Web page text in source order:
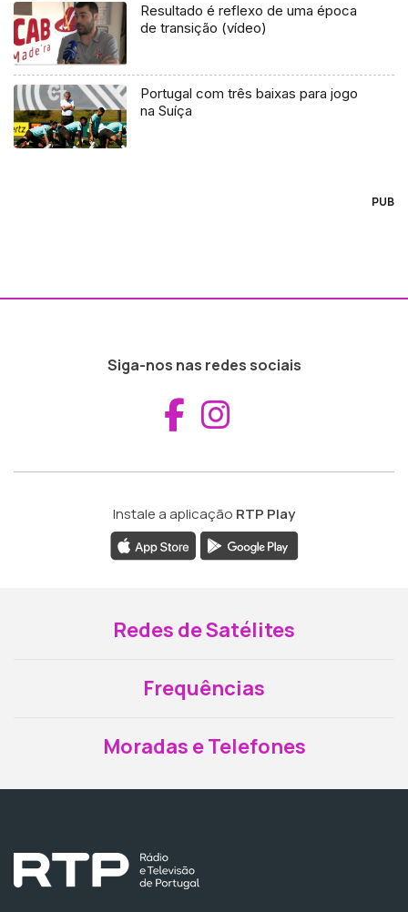
Resultado é reflexo de uma época
de transição (vídeo)
Portugal com três baixas para jogo
na Suíça
PUB
Siga-nos nas redes sociais
Aceder ao
Instale a aplicação RTP Play
Redes de Satélites
Frequências
Moradas e Telefones